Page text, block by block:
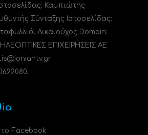
Καμπιώτης
Σύνταξης Ιστοσελίδας:
Δικαιούχος Domain:
ΕΠΙΧΕΙΡΗΣΕΙΣ ΑΕ
Facebook